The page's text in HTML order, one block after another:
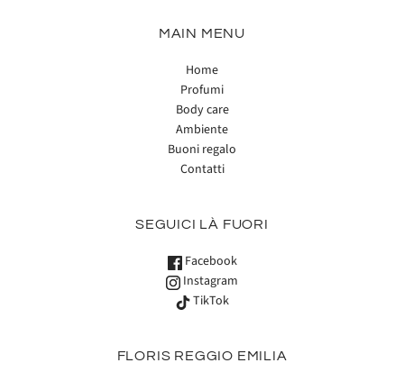
MAIN MENU
Home
Profumi
Body care
Ambiente
Buoni regalo
Contatti
SEGUICI LÀ FUORI
Facebook
Instagram
TikTok
FLORIS REGGIO EMILIA